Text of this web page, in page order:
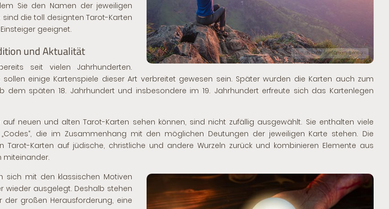
© Vassiliy Kochetkov | Dreamstime.com
Sie den Namen der jeweiligen
sind die toll designten Tarot-Karten
geeignet.
und Aktualität
seit vielen Jahrhunderten.
sollen einige Kartenspiele dieser Art verbreitet gewesen sein. Später wurden die Karten auch zum
dem späten 18. Jahrhundert und insbesondere im 19. Jahrhundert erfreute sich das Kartenlegen
auf neuen und alten Tarot-Karten sehen können, sind nicht zufällig ausgewählt. Sie enthalten viele
die im Zusammenhang mit den möglichen Deutungen der jeweiligen Karte stehen. Die
Tarot-Karten auf jüdische, christliche und andere Wurzeln zurück und kombinieren Elemente aus
miteinander.
sich mit den klassischen Motiven
wieder ausgelegt. Deshalb stehen
großen Herausforderung, eine